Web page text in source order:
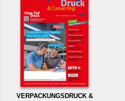
VERPACKUNGSDRUCK &